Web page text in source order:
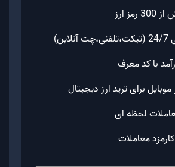
ارز
با کد معرف
موبایل برای ترید ارز دیجیتال
لحظه ای
معاملات